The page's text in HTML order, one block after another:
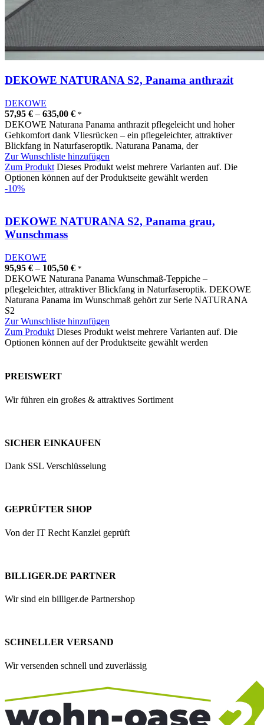
DEKOWE NATURANA S2, Panama anthrazit
DEKOWE
57,95 € – 635,00 € *
DEKOWE Naturana Panama anthrazit pflegeleicht und hoher
Gehkomfort dank Vliesrücken – ein pflegeleichter, attraktiver
Blickfang in Naturfaseroptik. Naturana Panama, der
Zur Wunschliste hinzufügen
Zum Produkt Dieses Produkt weist mehrere Varianten auf. Die
Optionen können auf der Produktseite gewählt werden
-10%
DEKOWE NATURANA S2, Panama grau,
Wunschmass
DEKOWE
95,95 € – 105,50 € *
DEKOWE Naturana Panama Wunschmaß-Teppiche –
pflegeleichter, attraktiver Blickfang in Naturfaseroptik. DEKOWE
Naturana Panama im Wunschmaß gehört zur Serie NATURANA
S2
Zur Wunschliste hinzufügen
Zum Produkt Dieses Produkt weist mehrere Varianten auf. Die
Optionen können auf der Produktseite gewählt werden
PREISWERT
Wir führen ein großes & attraktives Sortiment
SICHER EINKAUFEN
Dank SSL Verschlüsselung
GEPRÜFTER SHOP
Von der IT Recht Kanzlei geprüft
BILLIGER.DE PARTNER
Wir sind ein billiger.de Partnershop
SCHNELLER VERSAND
Wir versenden schnell und zuverlässig